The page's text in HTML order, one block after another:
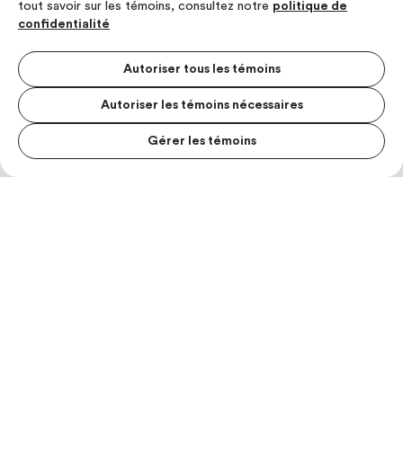
tout savoir sur les témoins, consultez notre politique de
confidentialité
Autoriser tous les témoins
Autoriser les témoins nécessaires
Gérer les témoins
MENU